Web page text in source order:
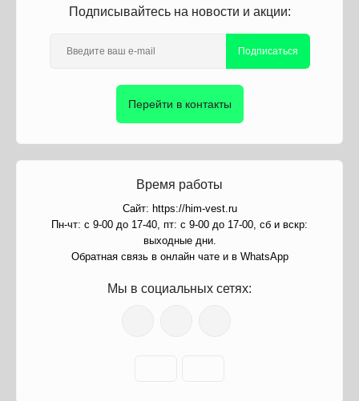
Подписывайтесь на новости и акции:
Подписаться
Перейти в контакты
Время работы
Сайт: https://him-vest.ru
Пн-чт: с 9-00 до 17-40, пт: с 9-00 до 17-00, сб и вскр:
выходные дни.
Обратная связь в онлайн чате и в WhatsApp
Мы в социальных сетях: